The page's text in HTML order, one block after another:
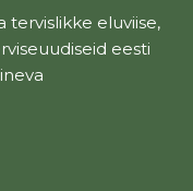
tervislikke eluviise,
eesti